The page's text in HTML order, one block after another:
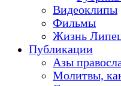
Видеоклипы
Фильмы
Жизнь
Публикации
Азы
Молитвы,